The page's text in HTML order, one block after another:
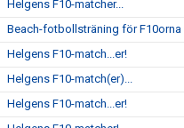
Helgens F10-matcher...
Beach-fotbollsträning för
Helgens F10-match...er!
Helgens F10-match(er)...
Helgens F10-match...er!